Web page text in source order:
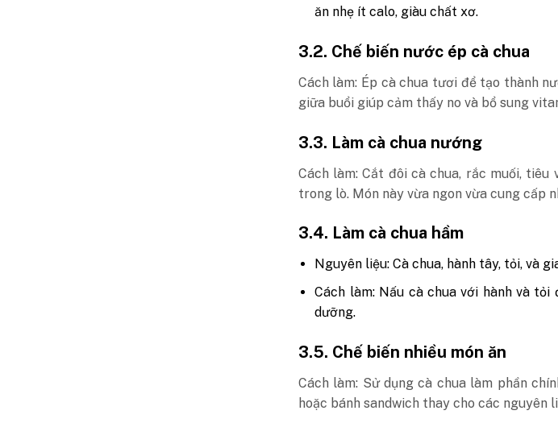
ăn nhẹ ít calo, giàu chất xơ.
3.2. Chế biến nước ép cà chua
Cách làm: Ép cà chua tươi để tạo thành
giữa buổi giúp cảm thấy no và bổ sung
3.3. Làm cà chua nướng
Cách làm: Cắt đôi cà chua, rắc muối,
trong lò. Món này vừa ngon vừa cung cấp
3.4. Làm cà chua hầm
Nguyên liệu: Cà chua, hành tây, tỏi, và
Cách làm: Nấu cà chua với hành và tỏi
dưỡng.
3.5. Chế biến nhiều món ăn
Cách làm: Sử dụng cà chua làm phần
hoặc bánh sandwich thay cho các nguyên